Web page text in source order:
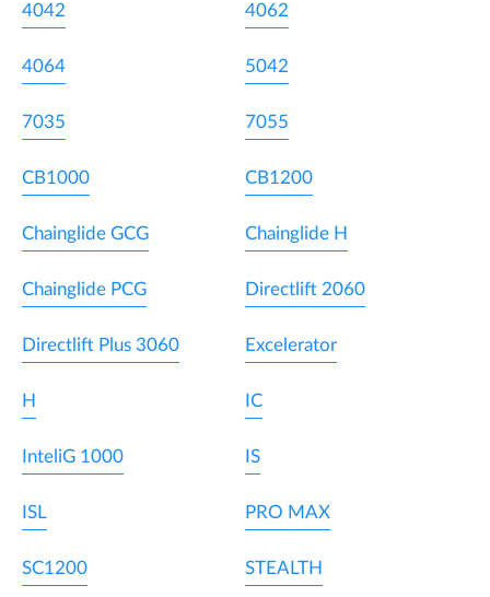
4042 4062
4064 5042
7035 7055
CB1000 CB1200
Chainglide GCG Chainglide H
Chainglide PCG Directlift 2060
Directlift Plus 3060 Excelerator
H IC
InteliG 1000 IS
ISL PRO MAX
SC1200 STEALTH